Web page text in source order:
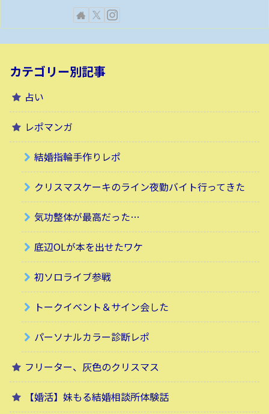
カテゴリー別記事
占い
レポマンガ
結婚指輪手作りレポ
クリスマスケーキのライン夜勤バイト行ってきた
気功整体が最高だった…
底辺OLが本を出せたワケ
初ソロライブ参戦
トークイベント＆サイン会した
パーソナルカラー診断レポ
フリーター、灰色のクリスマス
【婚活】妹もる結婚相談所体験話